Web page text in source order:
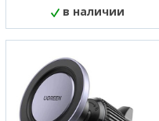
в наличии